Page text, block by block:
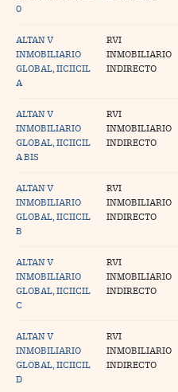
0
ALTAN V
INMOBILIARIO
GLOBAL, IICIICIL
A
RVI
INMOBILIARIO
INDIRECTO
ALTAN V
INMOBILIARIO
GLOBAL, IICIICIL
A BIS
RVI
INMOBILIARIO
INDIRECTO
ALTAN V
INMOBILIARIO
GLOBAL, IICIICIL
B
RVI
INMOBILIARIO
INDIRECTO
ALTAN V
INMOBILIARIO
GLOBAL, IICIICIL
C
RVI
INMOBILIARIO
INDIRECTO
ALTAN V
INMOBILIARIO
GLOBAL, IICIICIL
D
RVI
INMOBILIARIO
INDIRECTO